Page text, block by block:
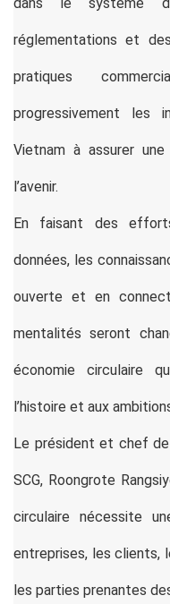
réglementations et
pratiques
progressivement les
Vietnam à assurer
l’avenir.
En faisant des
données, les
ouverte et en
mentalités seront
économie circulaire
l’histoire et aux
Le président et chef
SCG, Roongrote
circulaire nécessite
entreprises, les clients,
les parties prenantes